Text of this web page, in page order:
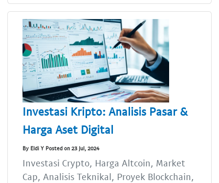
Investasi Kripto: Analisis Pasar &
Harga Aset Digital
By Eldi Y Posted on 23 Jul, 2024
Investasi Crypto, Harga Altcoin, Market
Cap, Analisis Teknikal, Proyek Blockchain,